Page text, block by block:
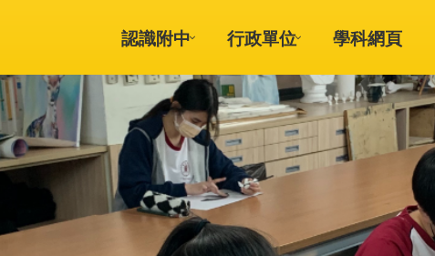
認識附中 行政單位 學科網頁